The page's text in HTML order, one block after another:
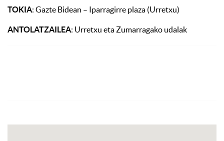
TOKIA: Gazte Bidean – Iparragirre plaza (Urretxu)
ANTOLATZAILEA: Urretxu eta Zumarragako udalak